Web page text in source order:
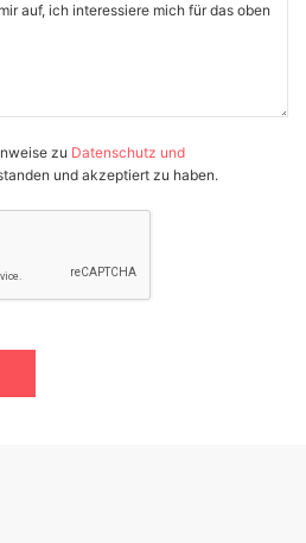
zu Datenschutz und
und akzeptiert zu haben.